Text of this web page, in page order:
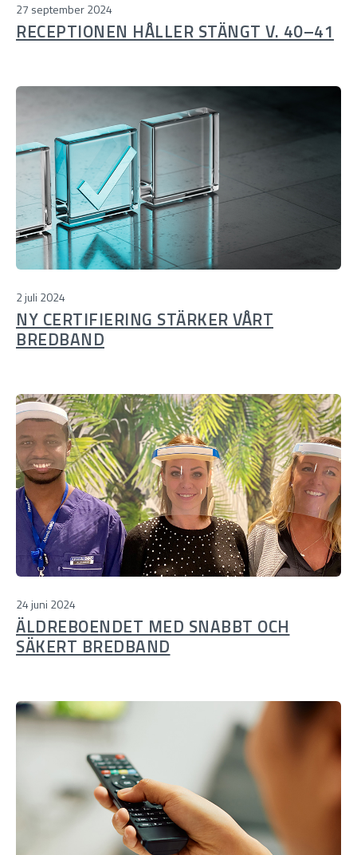
27 september 2024
RECEPTIONEN HÅLLER STÄNGT V. 40–41
2 juli 2024
NY CERTIFIERING STÄRKER VÅRT
BREDBAND
24 juni 2024
ÄLDREBOENDET MED SNABBT OCH
SÄKERT BREDBAND